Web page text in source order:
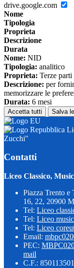
drive.google.com
Nome
Tipologia
Proprieta
Descrizione
Durata
Nome: NID
Tipologia: analitico
Proprieta: Terze parti
Descrizione: per
memorizzare le
Durata: 6 mesi
Accetta tutti Salva
Zucchi"
Contatti
Liceo Classico,
Piazza Trento
16, 22, 20900
Tel: Liceo
Tel: Liceo
Tel: Liceo
Email:
PEC:
mail
C.F.: